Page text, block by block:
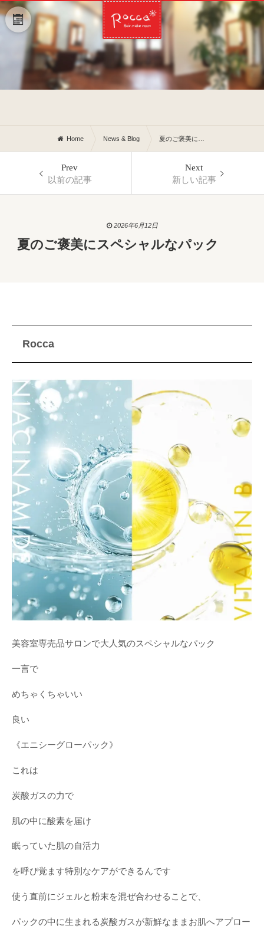
Home News & Blog 夏のご褒美にスペシャルなパック
Prev
以前の記事
Next
新しい記事
2026年6月12日
夏のご褒美にスペシャルなパック
Rocca
美容室専売品サロンで大人気のスペシャルなパック
一言で
めちゃくちゃいい
良い
《エニシーグローパック》
これは
炭酸ガスの力で
肌の中に酸素を届け
眠っていた肌の自活力
を呼び覚ます特別なケアができるんです
使う直前にジェルと粉末を混ぜ合わせることで、
パックの中に生まれる炭酸ガスが新鮮なままお肌へアプロー